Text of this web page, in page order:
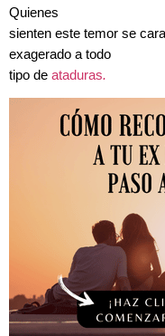
Quienes
sienten este temor se
exagerado a todo
tipo de ataduras.